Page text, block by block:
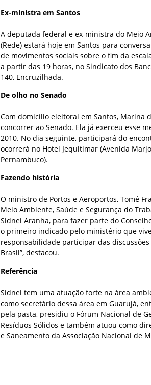
Ex-ministra em Santos
A deputada federal e ex-ministra do Meio
(Rede) estará hoje em Santos para
de movimentos sociais sobre o fim da
a partir das 19 horas, no Sindicato dos
140, Encruzilhada.
De olho no Senado
Com domicílio eleitoral em Santos, Marina
concorrer ao Senado. Ela já exerceu esse
2010. No dia seguinte, participará do
ocorrerá no Hotel Jequitimar (Avenida
Pernambuco).
Fazendo história
O ministro de Portos e Aeroportos, Tomé
Meio Ambiente, Saúde e Segurança do
Sidnei Aranha, para fazer parte do
o primeiro indicado pelo ministério que vive
responsabilidade participar das
Brasil”, destacou.
Referência
Sidnei tem uma atuação forte na área
como secretário dessa área em Guarujá,
pela pasta, presidiu o Fórum Nacional de
Resíduos Sólidos e também atuou como
e Saneamento da Associação Nacional de